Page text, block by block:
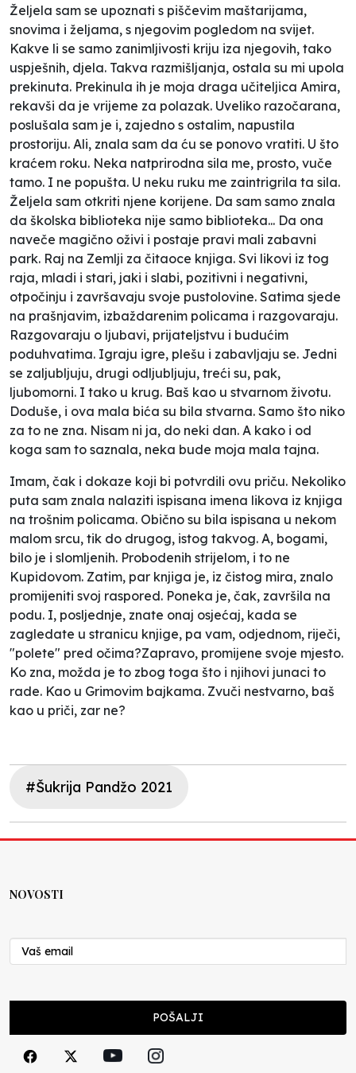
Željela sam se upoznati s piščevim maštarijama,
snovima i željama, s njegovim pogledom na svijet.
Kakve li se samo zanimljivosti kriju iza njegovih, tako
uspješnih, djela. Takva razmišljanja, ostala su mi upola
prekinuta. Prekinula ih je moja draga učiteljica Amira,
rekavši da je vrijeme za polazak. Uveliko razočarana,
poslušala sam je i, zajedno s ostalim, napustila
prostoriju. Ali, znala sam da ću se ponovo vratiti. U što
kraćem roku. Neka natprirodna sila me, prosto, vuče
tamo. I ne popušta. U neku ruku me zaintrigrila ta sila.
Željela sam otkriti njene korijene. Da sam samo znala
da školska biblioteka nije samo biblioteka... Da ona
naveče magično oživi i postaje pravi mali zabavni
park. Raj na Zemlji za čitaoce knjiga. Svi likovi iz tog
raja, mladi i stari, jaki i slabi, pozitivni i negativni,
otpočinju i završavaju svoje pustolovine. Satima sjede
na prašnjavim, izbaždarenim policama i razgovaraju.
Razgovaraju o ljubavi, prijateljstvu i budućim
poduhvatima. Igraju igre, plešu i zabavljaju se. Jedni
se zaljubljuju, drugi odljubljuju, treći su, pak,
ljubomorni. I tako u krug. Baš kao u stvarnom životu.
Doduše, i ova mala bića su bila stvarna. Samo što niko
za to ne zna. Nisam ni ja, do neki dan. A kako i od
koga sam to saznala, neka bude moja mala tajna.
Imam, čak i dokaze koji bi potvrdili ovu priču. Nekoliko
puta sam znala nalaziti ispisana imena likova iz knjiga
na trošnim policama. Obično su bila ispisana u nekom
malom srcu, tik do drugog, istog takvog. A, bogami,
bilo je i slomljenih. Probodenih strijelom, i to ne
Kupidovom. Zatim, par knjiga je, iz čistog mira, znalo
promijeniti svoj raspored. Poneka je, čak, završila na
podu. I, posljednje, znate onaj osjećaj, kada se
zagledate u stranicu knjige, pa vam, odjednom, riječi,
"polete" pred očima?Zapravo, promijene svoje mjesto.
Ko zna, možda je to zbog toga što i njihovi junaci to
rade. Kao u Grimovim bajkama. Zvuči nestvarno, baš
kao u priči, zar ne?
#Šukrija Pandžo 2021
NOVOSTI
POŠALJI